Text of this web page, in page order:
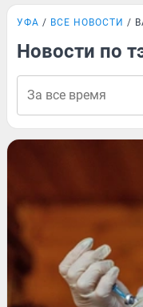
УФА ВСЕ НОВОСТИ
Новости по